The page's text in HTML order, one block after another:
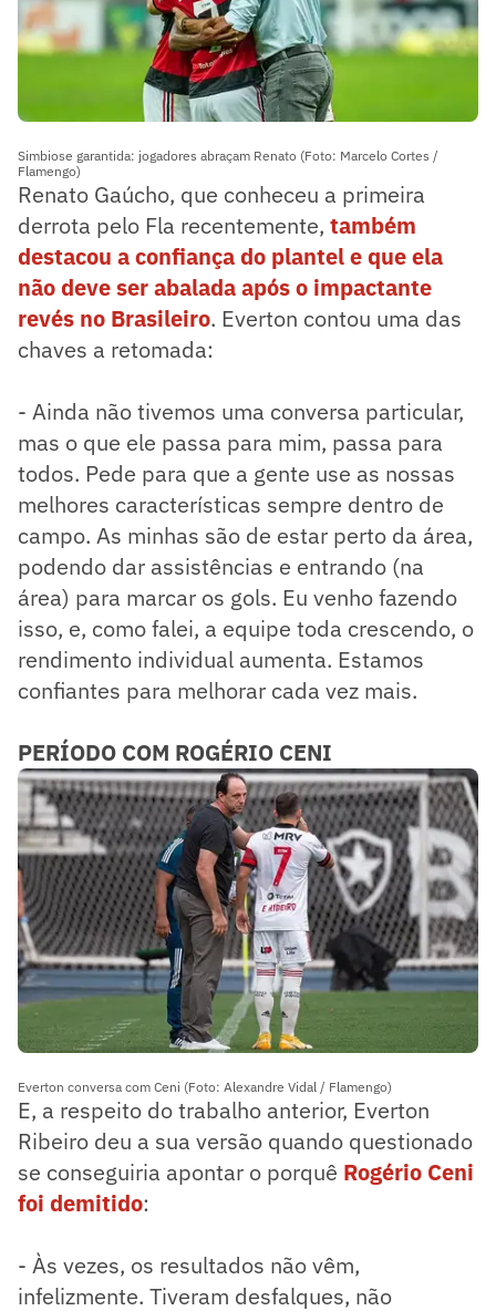
Simbiose garantida: jogadores abraçam Renato (Foto: Marcelo Cortes /
Flamengo)
Renato Gaúcho, que conheceu a primeira
derrota pelo Fla recentemente, também
destacou a confiança do plantel e que ela
não deve ser abalada após o impactante
revés no Brasileiro. Everton contou uma das
chaves a retomada:
- Ainda não tivemos uma conversa particular,
mas o que ele passa para mim, passa para
todos. Pede para que a gente use as nossas
melhores características sempre dentro de
campo. As minhas são de estar perto da área,
podendo dar assistências e entrando (na
área) para marcar os gols. Eu venho fazendo
isso, e, como falei, a equipe toda crescendo, o
rendimento individual aumenta. Estamos
confiantes para melhorar cada vez mais.
PERÍODO COM ROGÉRIO CENI
Everton conversa com Ceni (Foto: Alexandre Vidal / Flamengo)
E, a respeito do trabalho anterior, Everton
Ribeiro deu a sua versão quando questionado
se conseguiria apontar o porquê Rogério Ceni
foi demitido:
- Às vezes, os resultados não vêm,
infelizmente. Tiveram desfalques, não